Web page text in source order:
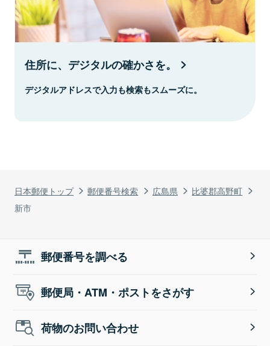
日本郵便トップ 郵便番号検索 広島県
比婆郡高野町
新市
住所に、デジタルの確かさを。
デジタルアドレスで入力も検索もスムーズに。
郵便番号を調べる
郵便局・ATM・ポストをさがす
荷物のお問い合わせ